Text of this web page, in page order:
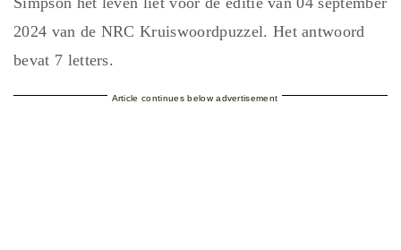
2024 van de NRC Kruiswoordpuzzel. Het antwoord
bevat 7 letters.
Article continues below advertisement